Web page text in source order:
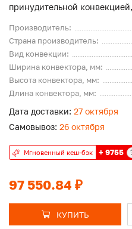
принудительной
Производитель:
Страна производитель:
Вид конвекции:
Ширина конвектора, мм:
Высота конвектора, мм:
Длина конвектора, мм:
97 550.84 ₽
Дата доставки: 27 октября
Самовывоз: 26 октября
Мгновенный кеш-бэк + 9755
КУПИТЬ